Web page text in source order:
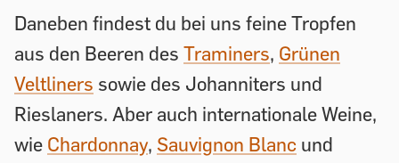
Daneben findest du bei uns feine Tropfen
aus den Beeren des Traminers, Grünen
Veltliners sowie des Johanniters und
Rieslaners. Aber auch internationale Weine,
wie Chardonnay, Sauvignon Blanc und